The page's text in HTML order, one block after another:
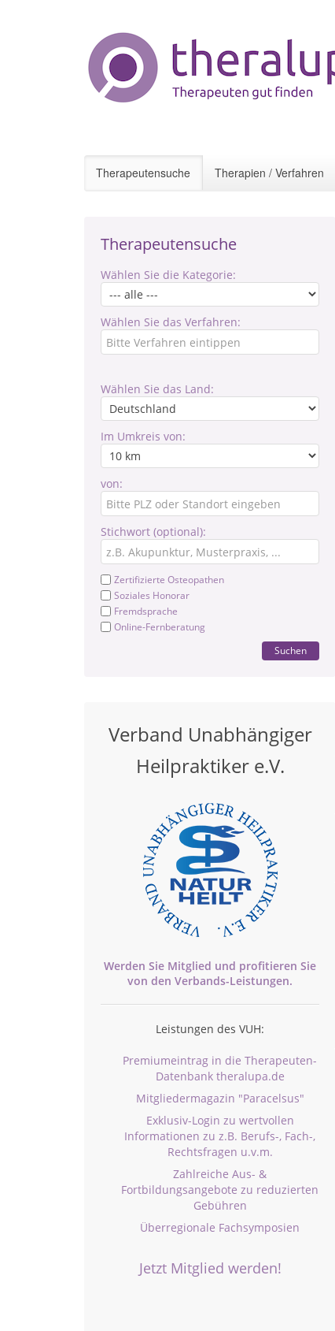
Therapeutensuche Therapien / Verfahren
Therapeutensuche
Wählen Sie die Kategorie:
Wählen Sie das Verfahren:
Wählen Sie das Land:
Im Umkreis von:
von:
Stichwort (optional):
Zertifizierte Osteopathen
Soziales Honorar
Fremdsprache
Online-Fernberatung
Suchen
Verband Unabhängiger
Heilpraktiker e.V.
Werden Sie Mitglied und profitieren Sie
von den Verbands-Leistungen.
Leistungen des VUH:
Premiumeintrag in die Therapeuten-
Datenbank theralupa.de
Mitgliedermagazin "Paracelsus"
Exklusiv-Login zu wertvollen
Informationen zu z.B. Berufs-, Fach-,
Rechtsfragen u.v.m.
Zahlreiche Aus- &
Fortbildungsangebote zu reduzierten
Gebühren
Überregionale Fachsymposien
Jetzt Mitglied werden!